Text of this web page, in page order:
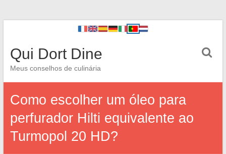
Qui Dort Dine
Meus conselhos de culinária
Como escolher um óleo para
perfurador Hilti equivalente ao
Turmopol 20 HD?